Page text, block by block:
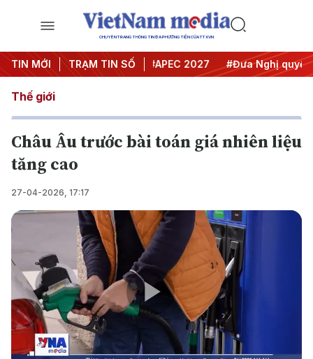
CHUYÊN TRANG THÔNG TIN ĐA PHƯƠNG TIỆN CỦA TTXVN
TIN MỚI TRẠM TIN SỐ
nghị Trung ương 3 #APEC 2027 #Đưa Nghị quyết
Thế giới
Châu Âu trước bài toán giá nhiên liệu
tăng cao
27-04-2026, 17:17
Play